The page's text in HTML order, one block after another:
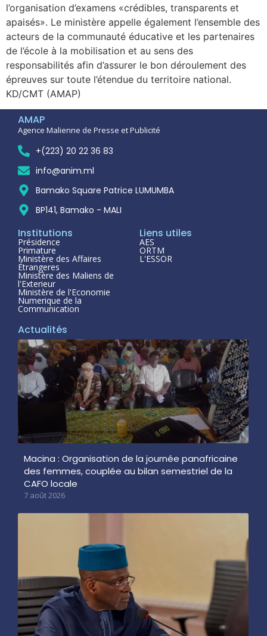
l’organisation d’examens «crédibles, transparents et
apaisés». Le ministère appelle également l’ensemble des
acteurs de la communauté éducative et les partenaires
de l’école à la mobilisation et au sens des
responsabilités afin d’assurer le bon déroulement des
épreuves sur toute l’étendue du territoire national.
KD/CMT (AMAP)
AMAP
Agence Malienne de Presse et Publicité
+(223) 20 22 36 83
info@anim.ml
Bamako Square Patrice LUMUMBA
BP141, Bamako - MALI
Institutions
Présidence
Primature
Ministère des Affaires
Étrangeres
Ministère des Maliens de
l'Exterieur
Ministère de l'Economie
Numerique de la
Communication
Liens utiles
AES
ORTM
L'ESSOR
Actualités
Macina : Organisation de la journée panafricaine
des femmes, couplée au bilan semestriel de la
CAFO locale
7 août 2026